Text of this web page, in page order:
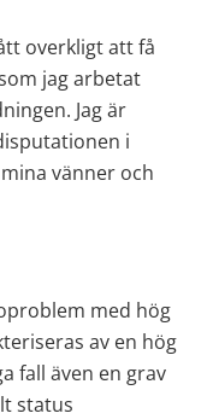
overkligt att få
jag arbetat
Jag är
i
vänner och
med hög
av en hög
fall även en grav
status